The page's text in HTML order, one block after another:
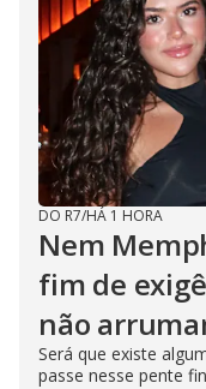
DO R7/HÁ 1 HORA
Nem
fim de
não
Será que existe
passe nesse pente